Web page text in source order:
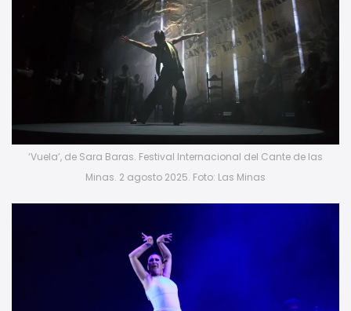
‘Vuela’, de Sara Baras. Festival Internacional del Cante de las
Minas. 2 agosto 2025. Foto: Las Minas